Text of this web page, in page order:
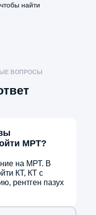
найти
ВОПРОСЫ
МРТ?
на МРТ. В
КТ, КТ с
рентген пазух